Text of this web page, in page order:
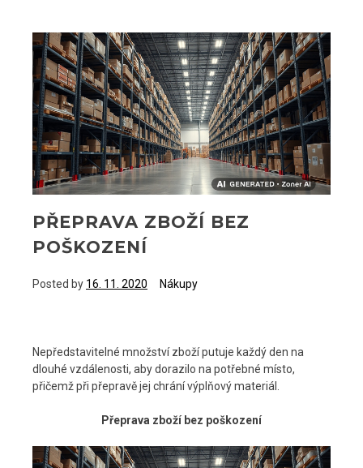
PŘEPRAVA ZBOŽÍ BEZ
POŠKOZENÍ
Posted by 16. 11. 2020 Nákupy
Nepředstavitelné množství zboží putuje každý den na
dlouhé vzdálenosti, aby dorazilo na potřebné místo,
přičemž při přepravě jej chrání výplňový materiál.
Přeprava zboží bez poškození